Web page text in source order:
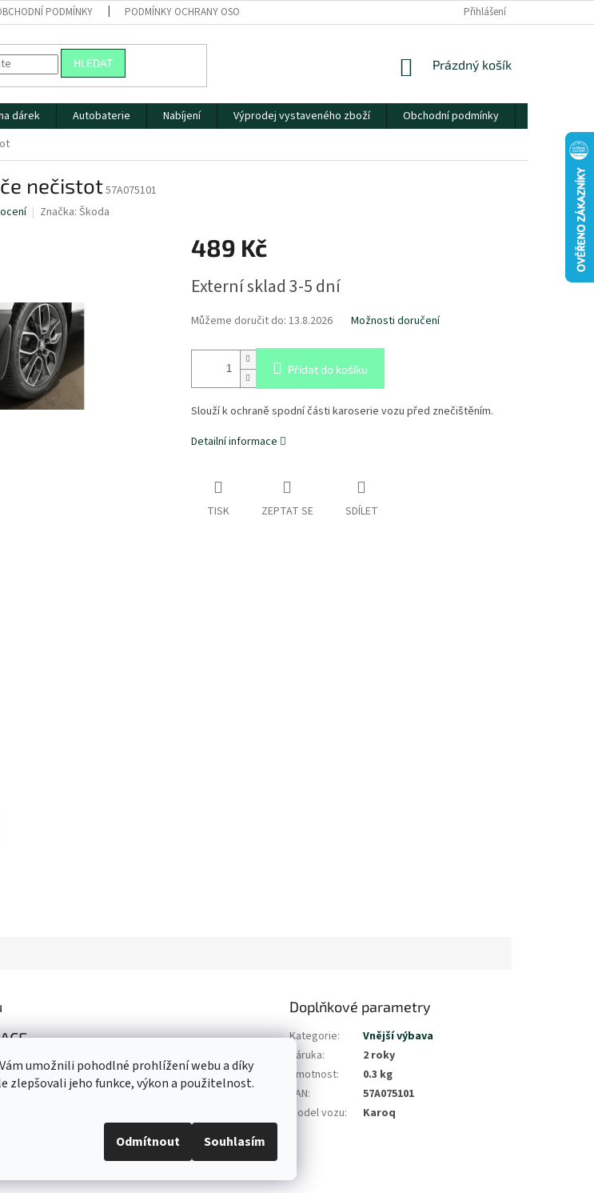
umožnili pohodlné prohlížení webu a díky
zlepšovali jeho funkce, výkon a použitelnost.
Odmítnout Souhlasím
PODMÍNKY PODMÍNKY OCHRANY OSOBNÍCH ÚDAJŮ Přihlášení
HLEDAT
NÁKUPNÍ
Prázdný košík
dárek Autobaterie Nabíjení Výprodej vystaveného zboží Obchodní podmínky
nečistot57A075101
Značka: Škoda
489 Kč
cena:
Externí sklad 3-5 dní
Můžeme doručit do: 13.8.2026 Možnosti doručení
Přidat do košíku
Slouží k ochraně spodní části karoserie vozu před znečištěním.
Detailní informace
TISK ZEPTAT SE SDÍLET
Doplňkové parametry
Kategorie:
Vnější výbava
Záruka:
2 roky
Hmotnost:
0.3 kg
EAN:
57A075101
Model vozu: Karoq